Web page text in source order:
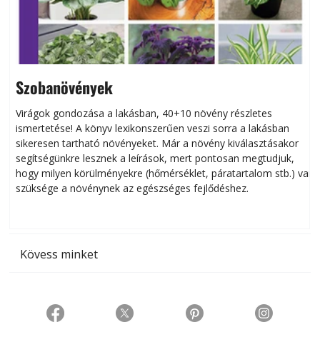
Szobanövények
Virágok gondozása a lakásban, 40+10 növény részletes
ismertetése! A könyv lexikonszerűen veszi sorra a lakásban
sikeresen tart­ha­tó növényeket. Már a növény kiválasztásakor
segítségünkre lesznek a leírások, mert pontosan megtudjuk,
hogy milyen körülményekre (hőmérséklet, páratartalom stb.) van
szüksége a növénynek az egészséges fejlődéshez.
Kövess minket